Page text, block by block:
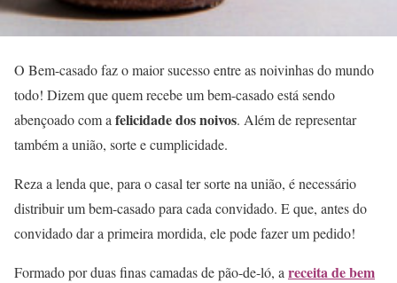
O Bem-casado faz o maior sucesso entre as noivinhas do mundo
todo! Dizem que quem recebe um bem-casado está sendo
abençoado com a felicidade dos noivos. Além de representar
também a união, sorte e cumplicidade.
Reza a lenda que, para o casal ter sorte na união, é necessário
distribuir um bem-casado para cada convidado. E que, antes do
convidado dar a primeira mordida, ele pode fazer um pedido!
Formado por duas finas camadas de pão-de-ló, a receita de bem